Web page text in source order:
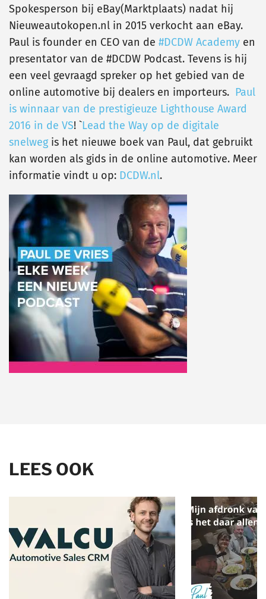
Spokesperson bij eBay(Marktplaats) nadat hij
Nieuweautokopen.nl in 2015 verkocht aan eBay.
Paul is founder en CEO van de #DCDW Academy en
presentator van de #DCDW Podcast. Tevens is hij
een veel gevraagd spreker op het gebied van de
online automotive bij dealers en importeurs. Paul
is winnaar van de prestigieuze Lighthouse Award
2016 in de VS! `Lead the Way op de digitale
snelwegis het nieuwe boek van Paul, dat gebruikt
kan worden als gids in de online automotive. Meer
informatie vindt u op: DCDW.nl.
LEES OOK